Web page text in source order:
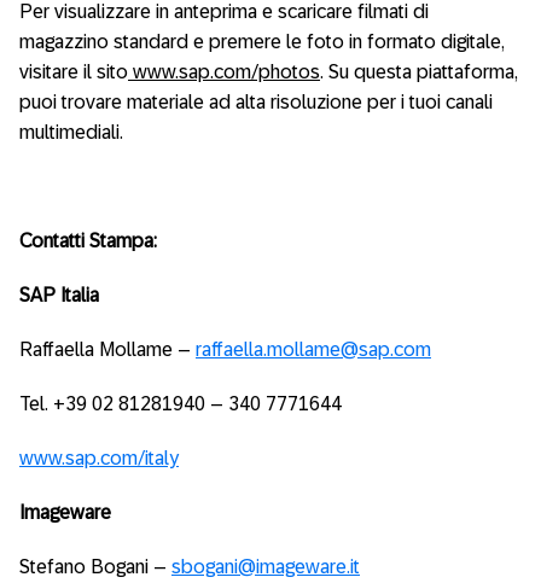
Per visualizzare in anteprima e scaricare filmati di
magazzino standard e premere le foto in formato digitale,
visitare il sito www.sap.com/photos. Su questa piattaforma,
puoi trovare materiale ad alta risoluzione per i tuoi canali
multimediali.
Contatti Stampa:
SAP Italia
Raffaella Mollame – raffaella.mollame@sap.com
Tel. +39 02 81281940 – 340 7771644
www.sap.com/italy
Imageware
Stefano Bogani – sbogani@imageware.it